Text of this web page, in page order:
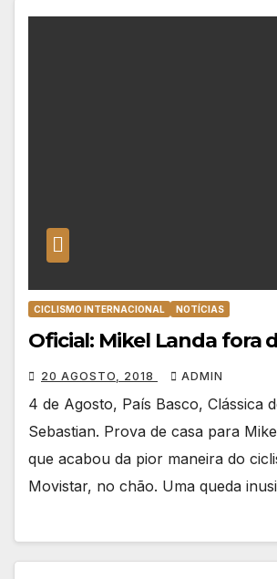
CICLISMO INTERNACIONAL NOTÍCIAS
Oficial: Mikel Landa fora
20 AGOSTO, 2018 ADMIN
4 de Agosto, País Basco, Clássica
Sebastian. Prova de casa para
que acabou da pior maneira do
Movistar, no chão. Uma queda